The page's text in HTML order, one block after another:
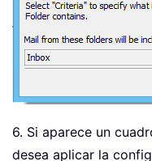
6. Si aparece un
desea aplicar la